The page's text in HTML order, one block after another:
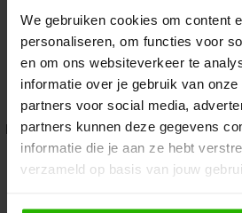
We gebruiken cookies om content
personaliseren, om functies voor
en om ons websiteverkeer te
informatie over je gebruik van
partners voor social media,
partners kunnen deze gegevens
informatie die je aan ze hebt
verzameld op basis van jouw
Application error: a client-side
loadingwww.voordeeluitjes.nl (see the
information).